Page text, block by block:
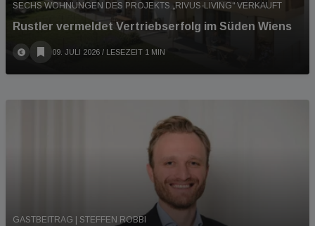
SECHS WOHNUNGEN DES PROJEKTS „RIVUS-LIVING“ VERKAUFT
Rustler vermeldet Vertriebserfolg im Süden Wiens
09. JULI 2026 / LESEZEIT 1 MIN
GASTBEITRAG | STEFFEN ROBBI